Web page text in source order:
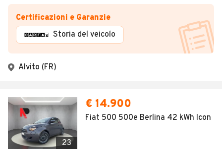
Certificazioni e Garanzie
Storia del veicolo
Alvito (FR)
23
€ 14.900
Fiat 500 500e Berlina 42 kWh Icon